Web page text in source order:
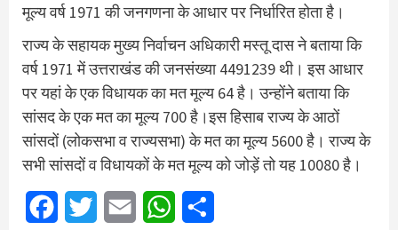
मूल्य वर्ष 1971 की जनगणना के आधार पर निर्धारित होता है।
राज्य के सहायक मुख्य निर्वाचन अधिकारी मस्तू दास ने बताया कि
वर्ष 1971 में उत्तराखंड की जनसंख्या 4491239 थी। इस आधार
पर यहां के एक विधायक का मत मूल्य 64 है। उन्होंने बताया कि
सांसद के एक मत का मूल्य 700 है।इस हिसाब राज्य के आठों
सांसदों (लोकसभा व राज्यसभा) के मत का मूल्य 5600 है। राज्य के
सभी सांसदों व विधायकों के मत मूल्य को जोड़ें तो यह 10080 है।
FacebookTwitter Email WhatsApp